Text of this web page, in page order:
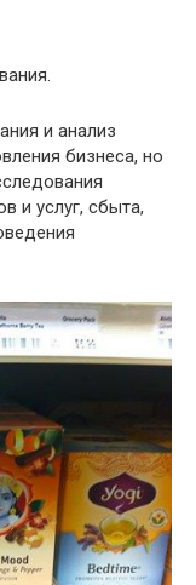
и анализ
бизнеса, но
и услуг, сбыта,